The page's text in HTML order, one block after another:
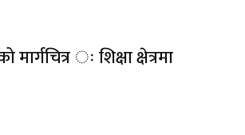
ः शिक्षा क्षेत्रमा